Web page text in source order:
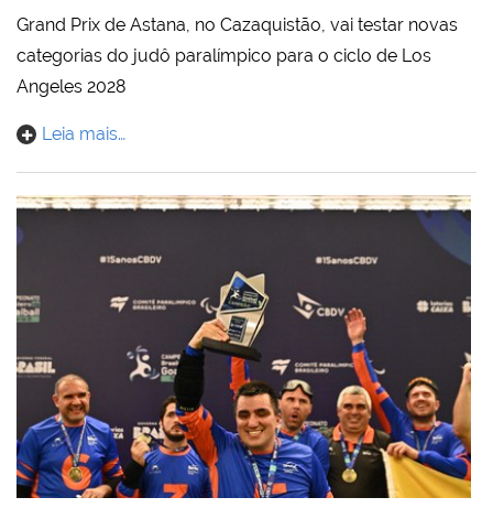
Grand Prix de Astana, no Cazaquistão, vai testar novas
categorias do judô paralímpico para o ciclo de Los
Angeles 2028
Leia mais…